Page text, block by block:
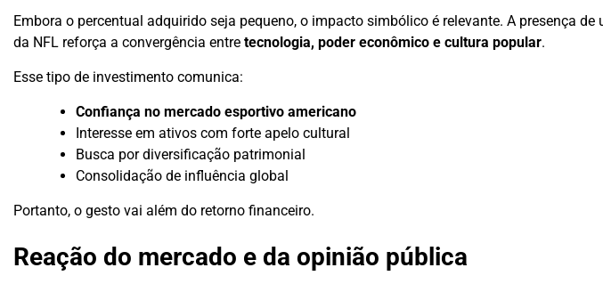
Embora o percentual adquirido seja pequeno, o impacto simbólico é relevante. A presença
da NFL reforça a convergência entre tecnologia, poder econômico e cultura popular.
Esse tipo de investimento comunica:
Confiança no mercado esportivo americano
Interesse em ativos com forte apelo cultural
Busca por diversificação patrimonial
Consolidação de influência global
Portanto, o gesto vai além do retorno financeiro.
Reação do mercado e da opinião pública